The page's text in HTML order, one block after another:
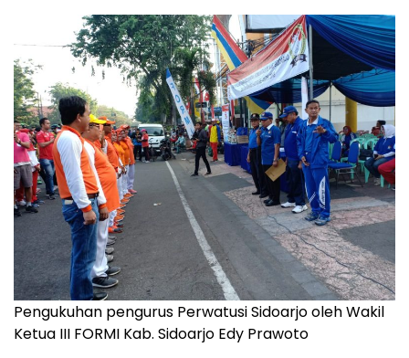
Pengukuhan pengurus Perwatusi Sidoarjo oleh Wakil
Ketua III FORMI Kab. Sidoarjo Edy Prawoto